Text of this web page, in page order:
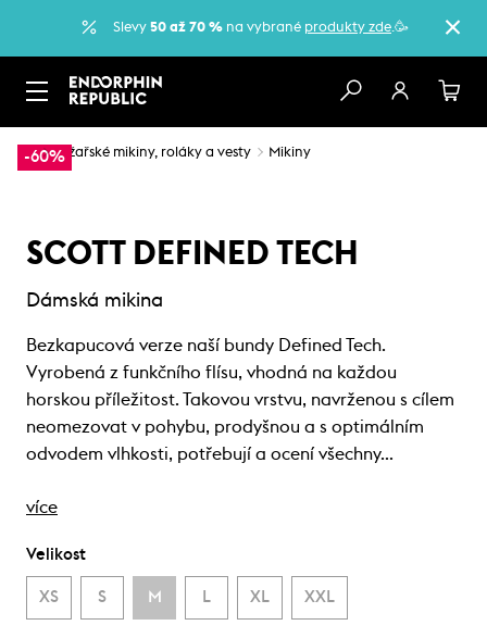
Slevy 50 až 70 % na vybrané produkty zde.🥳
-60%
… Lyžařské mikiny, roláky a vesty Mikiny
SCOTT DEFINED TECH
Dámská mikina
Bezkapucová verze naší bundy Defined Tech.
Vyrobená z funkčního flísu, vhodná na každou
horskou příležitost. Takovou vrstvu, navrženou s cílem
neomezovat v pohybu, prodyšnou a s optimálním
odvodem vlhkosti, potřebují a ocení všechny…
více
Velikost
XS S M L XL XXL